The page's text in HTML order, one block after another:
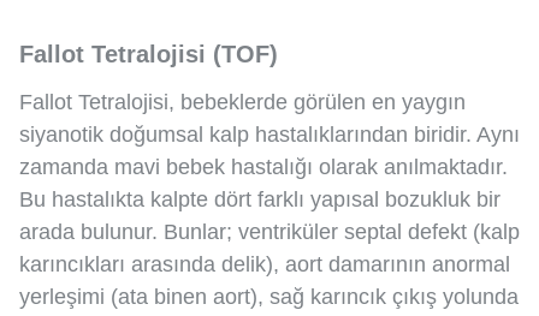
Fallot Tetralojisi (TOF)
Fallot Tetralojisi, bebeklerde görülen en yaygın
siyanotik doğumsal kalp hastalıklarından biridir. Aynı
zamanda mavi bebek hastalığı olarak anılmaktadır.
Bu hastalıkta kalpte dört farklı yapısal bozukluk bir
arada bulunur. Bunlar; ventriküler septal defekt (kalp
karıncıkları arasında delik), aort damarının anormal
yerleşimi (ata binen aort), sağ karıncık çıkış yolunda